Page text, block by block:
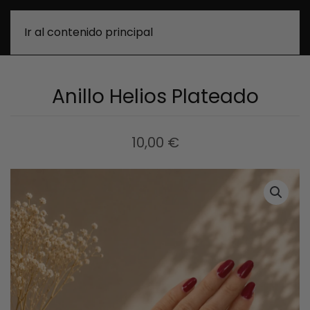
Ir al contenido principal
Anillo Helios Plateado
10,00 €